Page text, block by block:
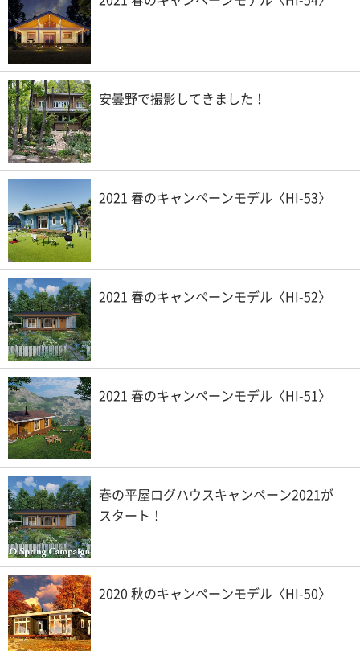
安曇野で撮影してきました！
2021 春のキャンペーンモデル〈HI-53〉
2021 春のキャンペーンモデル〈HI-52〉
2021 春のキャンペーンモデル〈HI-51〉
春の平屋ログハウスキャンペーン2021が
スタート！
2020 秋のキャンペーンモデル〈HI-50〉